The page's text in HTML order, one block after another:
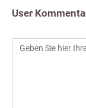
User